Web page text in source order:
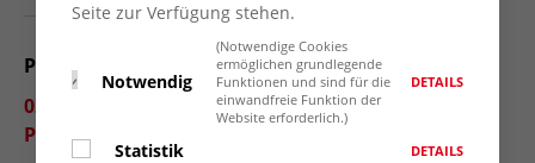
Pia Bistrich-Eng
02841 173148
Pia.Bistrich@bk-technik-moers.de
Seite zur Verfügung stehen.
Notwendig
(Notwendige Cookies
ermöglichen grundlegende
Funktionen und sind für die
einwandfreie Funktion der
Website erforderlich.)
DETAILS
Statistik DETAILS